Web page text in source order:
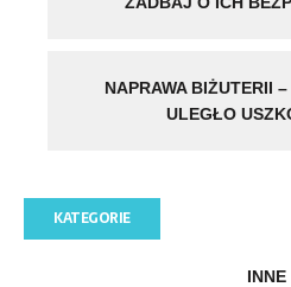
NAPRAWA BIŻUTERII
ULEGŁO
KATEGORIE
INNE